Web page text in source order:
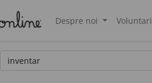
Despre noi Voluntari